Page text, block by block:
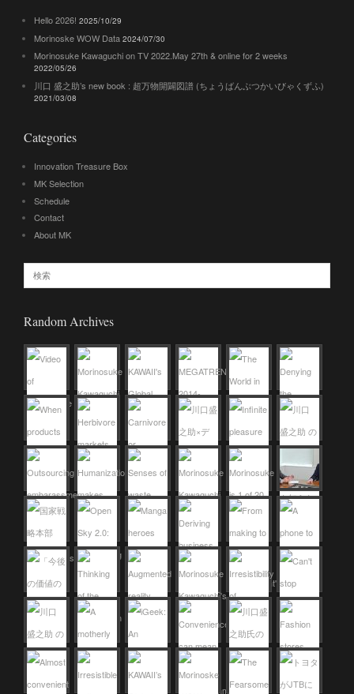
Hello 2026! 2025/10/29
Morinoske WOW Data 2024/07/30
Morinosuke Kawaguchi on TV 2022.May 27th & online for 2 weeks
2022/05/26
川口 盛之助’s new book : 超万物開闢図譜 (ちょうばんぶつかいびゃくずふ)
2021/03/08
Categories
Innovation Treasure Box
MK Selection
Schedule
Contact
About MK
Random Archives